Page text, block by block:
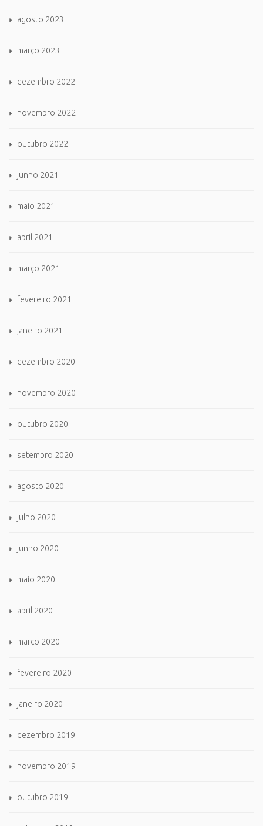
agosto 2023
março 2023
dezembro 2022
novembro 2022
outubro 2022
junho 2021
maio 2021
abril 2021
março 2021
fevereiro 2021
janeiro 2021
dezembro 2020
novembro 2020
outubro 2020
setembro 2020
agosto 2020
julho 2020
junho 2020
maio 2020
abril 2020
março 2020
fevereiro 2020
janeiro 2020
dezembro 2019
novembro 2019
outubro 2019